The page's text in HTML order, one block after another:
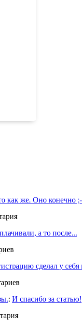
как же. Оно конечно
а то после...
сделал у себя
: И спасибо за статью!